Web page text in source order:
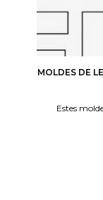
MOLDES DE
Estes